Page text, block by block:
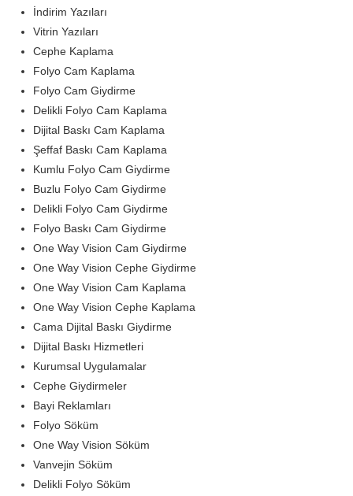
İndirim Yazıları
Vitrin Yazıları
Cephe Kaplama
Folyo Cam Kaplama
Folyo Cam Giydirme
Delikli Folyo Cam Kaplama
Dijital Baskı Cam Kaplama
Şeffaf Baskı Cam Kaplama
Kumlu Folyo Cam Giydirme
Buzlu Folyo Cam Giydirme
Delikli Folyo Cam Giydirme
Folyo Baskı Cam Giydirme
One Way Vision Cam Giydirme
One Way Vision Cephe Giydirme
One Way Vision Cam Kaplama
One Way Vision Cephe Kaplama
Cama Dijital Baskı Giydirme
Dijital Baskı Hizmetleri
Kurumsal Uygulamalar
Cephe Giydirmeler
Bayi Reklamları
Folyo Söküm
One Way Vision Söküm
Vanvejin Söküm
Delikli Folyo Söküm